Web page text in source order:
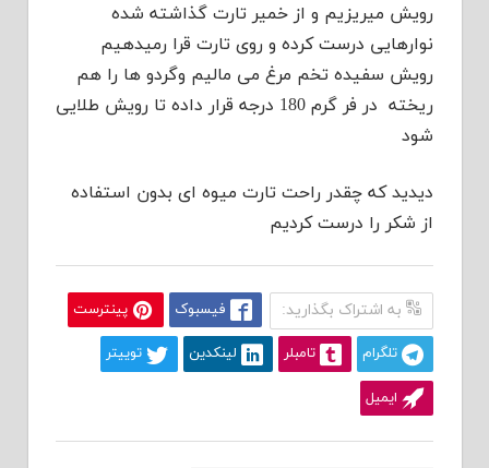
رویش میریزیم و از خمیر تارت گذاشته شده
نوارهایی درست کرده و روی تارت قرا رمیدهیم
رویش سفیده تخم مرغ می مالیم وگردو ها را هم
ریخته در فر گرم 180 درجه قرار داده تا رویش طلایی
شود
دیدید که چقدر راحت تارت میوه ای بدون استفاده
از شکر را درست کردیم
به اشتراک بگذارید: فیسبوک پینترست
تلگرام تامبلر لینکدین توییتر
ایمیل